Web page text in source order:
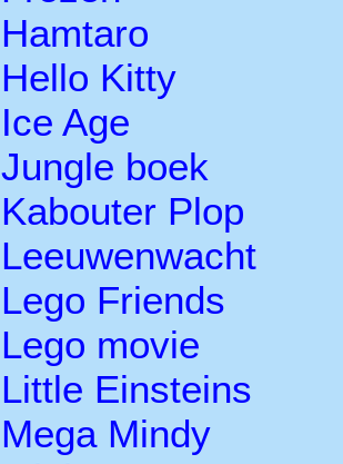
Hamtaro
Hello Kitty
Ice Age
Jungle boek
Kabouter Plop
Leeuwenwacht
Lego Friends
Lego movie
Little Einsteins
Mega Mindy